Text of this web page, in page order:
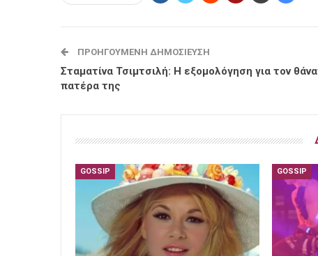
ΠΡΟΗΓΟΎΜΕΝΗ ΔΗΜΟΣΊΕΥΣΗ
Σταματίνα Τσιμτσιλή: Η εξομολόγηση για τον
πατέρα της
GOSSIP GOSSIP